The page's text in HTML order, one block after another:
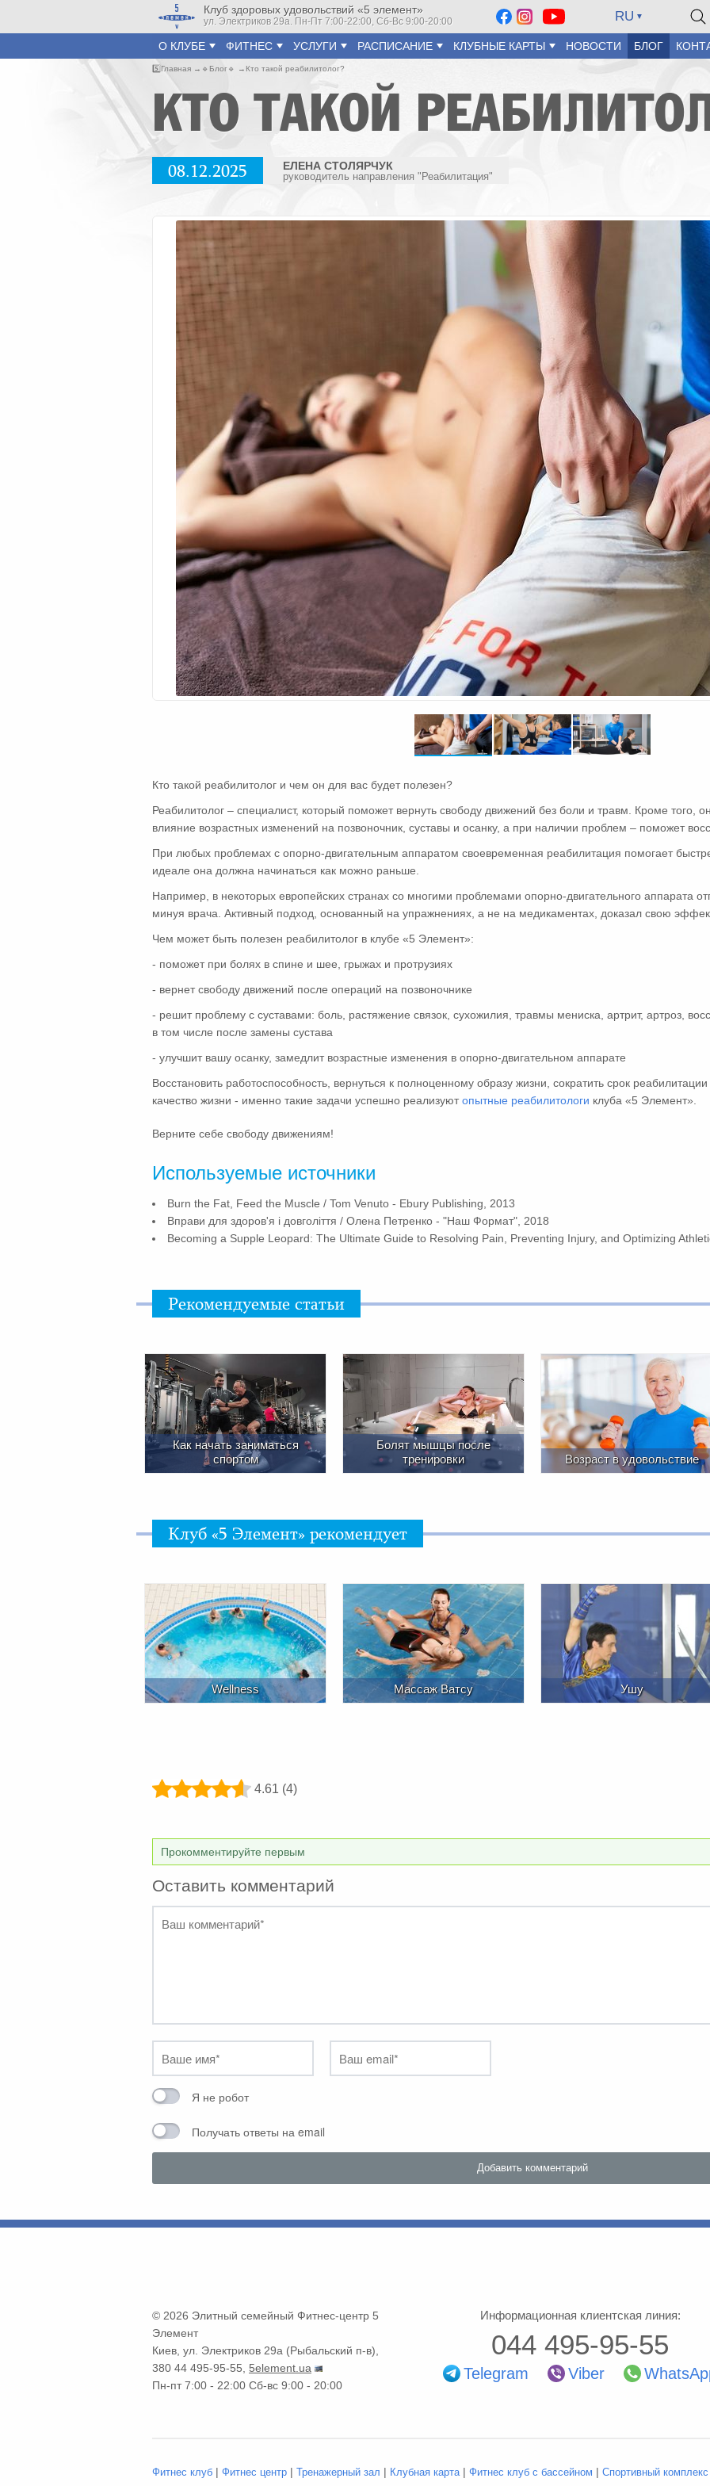
Клуб здоровых удовольствий «5 элемент»
ул. Электриков 29а. Пн-Пт 7:00-22:00, Сб-Вс 9:00-20:00 RU
О КЛУБЕ ФИТНЕС УСЛУГИ РАСПИСАНИЕ КЛУБНЫЕ КАРТЫ НОВОСТИ БЛОГ
5️⃣Главная 🔹 Блог🔹 Кто такой реабилитолог?
КТО ТАКОЙ
08.12.2025 ЕЛЕНА СТОЛЯРЧУК
руководитель направления "Реабилитация"
Кто такой реабилитолог и чем он для вас будет полезен?
Реабилитолог – специалист, который поможет вернуть свободу движений без боли и травм. Кроме того,
влияние возрастных изменений на позвоночник, суставы и осанку, а при наличии проблем – поможет
При любых проблемах с опорно-двигательным аппаратом своевременная реабилитация помогает
идеале она должна начинаться как можно раньше.
Например, в некоторых европейских странах со многими проблемами опорно-двигательного аппарата
минуя врача. Активный подход, основанный на упражнениях, а не на медикаментах, доказал свою
Чем может быть полезен реабилитолог в клубе «5 Элемент»:
- поможет при болях в спине и шее, грыжах и протрузиях
- вернет свободу движений после операций на позвоночнике
- решит проблему с суставами: боль, растяжение связок, сухожилия, травмы мениска, артрит, артроз,
в том числе после замены сустава
- улучшит вашу осанку, замедлит возрастные изменения в опорно-двигательном аппарате
Восстановить работоспособность, вернуться к полноценному образу жизни, сократить срок
качество жизни - именно такие задачи успешно реализуютопытные реабилитологи клуба «5 Элемент».
Верните себе свободу движениям!
Используемые источники
Burn the Fat, Feed the Muscle / Tom Venuto - Ebury Publishing, 2013
Вправи для здоров'я і довголіття / Олена Петренко - "Наш Формат", 2018
Becoming a Supple Leopard: The Ultimate Guide to Resolving Pain, Preventing Injury, and Optimizing
Рекомендуемые статьи
Как начать заниматься
спортом
Болят мышцы после
тренировки
Возраст в удовольствие
Клуб «5 Элемент» рекомендует
Wellness Массаж Ватсу Ушу
4.61 (4)
Прокомментируйте первым
Оставить комментарий
Я не робот
Получать ответы на email
© 2026 Элитный семейный Фитнес-центр 5
Элемент
Киев ул. Электриков 29а (Рыбальский п-в),
380 44 495-95-55
5element.ua
Пн-пт 7:00 - 22:00 Сб-вс 9:00 - 20:00
Информационная клиентская линия:
044 495-95-55
Telegram Viber
Фитнес клуб | Фитнес центр | Тренажерный зал | Клубная карта | Фитнес клуб с бассейном | Спортивный комплекс